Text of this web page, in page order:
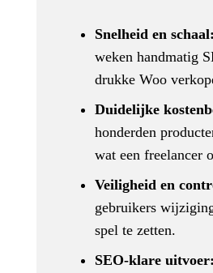
Snelheid en schaal:
weken handmatig
drukke Woo
Duidelijke
honderden
wat een freelancer
Veiligheid en
gebruikers
spel te zetten.
SEO-klare uitvoer: